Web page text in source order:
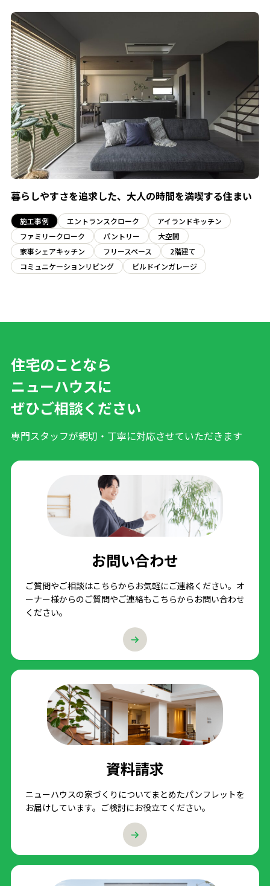
暮らしやすさを追求した、大人の時間を満喫する住まい
施工事例 エントランスクローク
アイランドキッチン
ファミリークローク
パントリー
大空間
家事シェアキッチン
フリースペース
2階建て
コミュニケーションリビング
ビルドインガレージ
住宅のことなら
ニューハウスに
ぜひご相談ください
専門スタッフが親切・丁寧に対応させていただきます
お問い合わせ
ご質問やご相談はこちらからお気軽にご連絡ください。オ
ーナー様からのご質問やご連絡もこちらからお問い合わせ
ください。
資料請求
ニューハウスの家づくりについてまとめたパンフレットを
お届けしています。ご検討にお役立てください。